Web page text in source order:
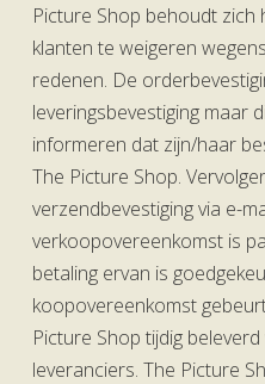
Picture Shop behoudt
klanten te weigeren
redenen. De
leveringsbevestiging maar
informeren dat zijn/haar
The Picture Shop.
verzendbevestiging via e-
verkoopovereenkomst is
betaling ervan is
koopovereenkomst
Picture Shop tijdig
leveranciers. The Picture